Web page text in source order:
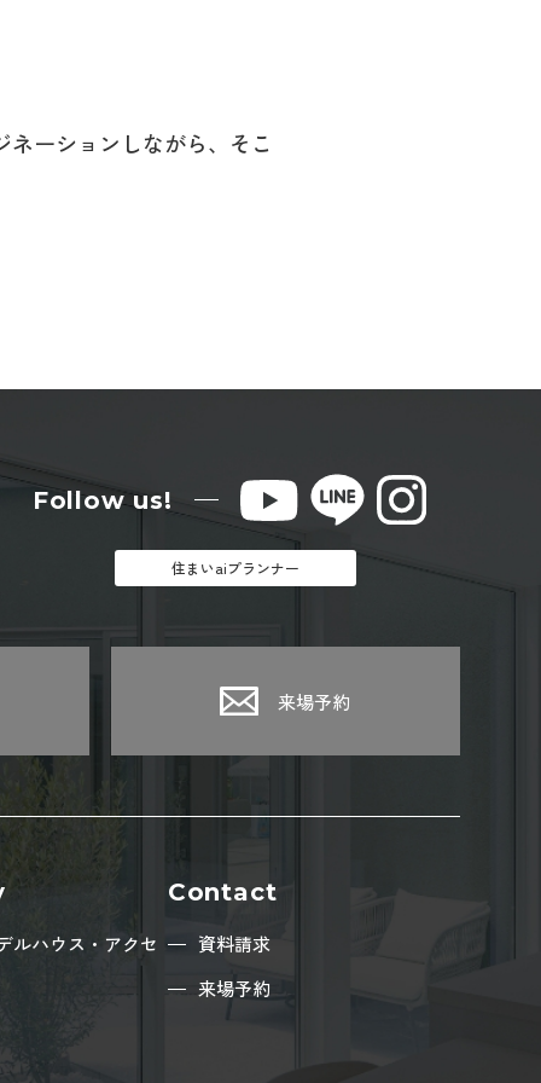
ーションしながら、そこ
Follow us!
住まいaiプランナー
来場予約
ルハウス・アクセ
Contact
資料請求
来場予約